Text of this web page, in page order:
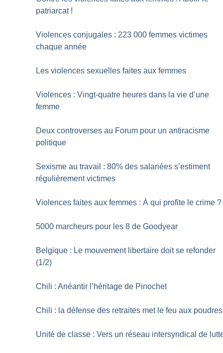
patriarcat !
Violences conjugales : 223 000 femmes victimes
chaque année
Les violences sexuelles faites aux femmes
Violences : Vingt-quatre heures dans la vie d’une
femme
Deux controverses au Forum pour un antiracisme
politique
Sexisme au travail : 80% des salariées s’estiment
régulièrement victimes
Violences faites aux femmes : À qui profite le crime ?
5000 marcheurs pour les 8 de Goodyear
Belgique : Le mouvement libertaire doit se refonder
(1/2)
Chili : Anéantir l’héritage de Pinochet
Chili : la défense des retraites met le feu aux poudres
Unité de classe : Vers un réseau intersyndical de